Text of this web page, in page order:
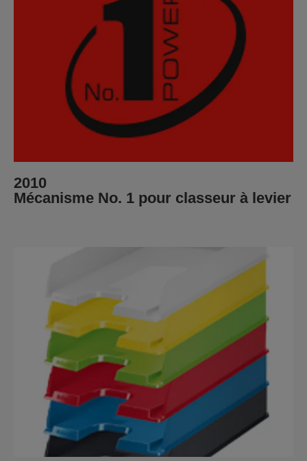
2010
Mécanisme No. 1 pour classeur à levier